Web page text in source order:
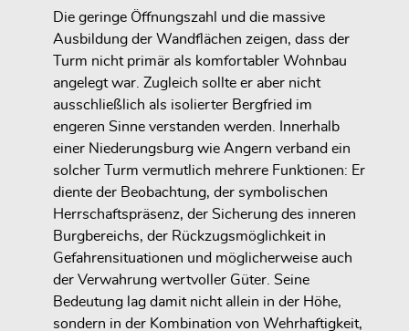
Die geringe Öffnungszahl und die massive
Ausbildung der Wandflächen zeigen, dass der
Turm nicht primär als komfortabler Wohnbau
angelegt war. Zugleich sollte er aber nicht
ausschließlich als isolierter Bergfried im
engeren Sinne verstanden werden. Innerhalb
einer Niederungsburg wie Angern verband ein
solcher Turm vermutlich mehrere Funktionen: Er
diente der Beobachtung, der symbolischen
Herrschaftspräsenz, der Sicherung des inneren
Burgbereichs, der Rückzugsmöglichkeit in
Gefahrensituationen und möglicherweise auch
der Verwahrung wertvoller Güter. Seine
Bedeutung lag damit nicht allein in der Höhe,
sondern in der Kombination von Wehrhaftigkeit,